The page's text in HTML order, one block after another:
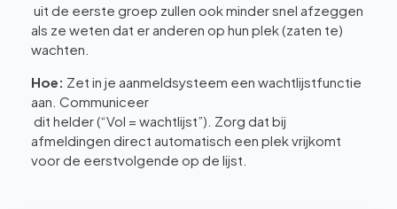
uit de eerste groep zullen ook minder snel afzeggen
als ze weten dat er anderen op hun plek (zaten te)
wachten.
Hoe: Zet in je aanmeldsysteem een wachtlijstfunctie
aan. Communiceer
dit helder (“Vol = wachtlijst”). Zorg dat bij
afmeldingen direct automatisch een plek vrijkomt
voor de eerstvolgende op de lijst.